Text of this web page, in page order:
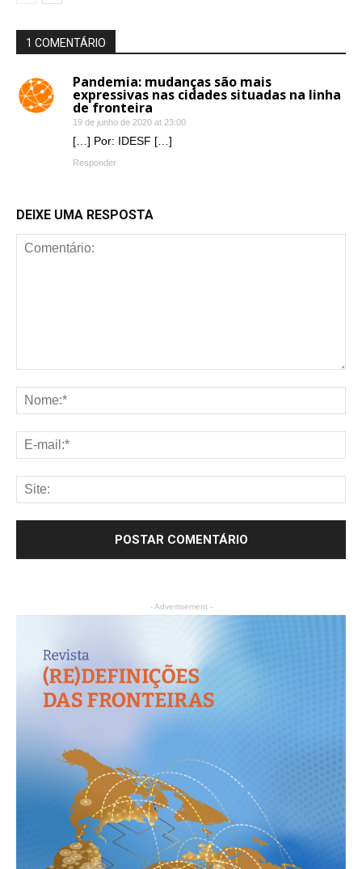
1 COMENTÁRIO
Pandemia: mudanças são mais
expressivas nas cidades situadas na linha
de fronteira
19 de junho de 2020 at 23:00
[…] Por: IDESF […]
Responder
DEIXE UMA RESPOSTA
- Advertisement -